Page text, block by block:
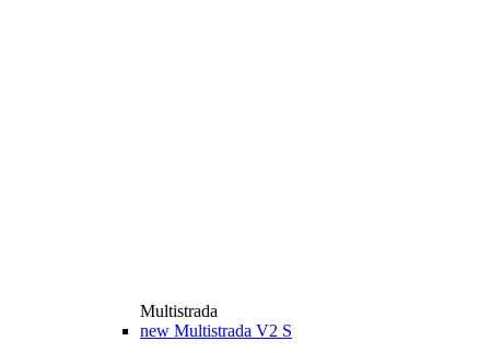
Multistrada
new Multistrada V2 S